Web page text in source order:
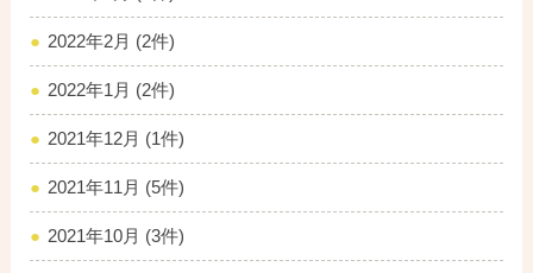
2022年2月 (2件)
2022年1月 (2件)
2021年12月 (1件)
2021年11月 (5件)
2021年10月 (3件)